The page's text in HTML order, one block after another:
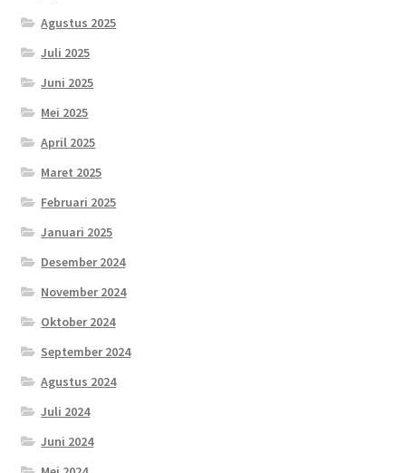
Agustus 2025
Juli 2025
Juni 2025
Mei 2025
April 2025
Maret 2025
Februari 2025
Januari 2025
Desember 2024
November 2024
Oktober 2024
September 2024
Agustus 2024
Juli 2024
Juni 2024